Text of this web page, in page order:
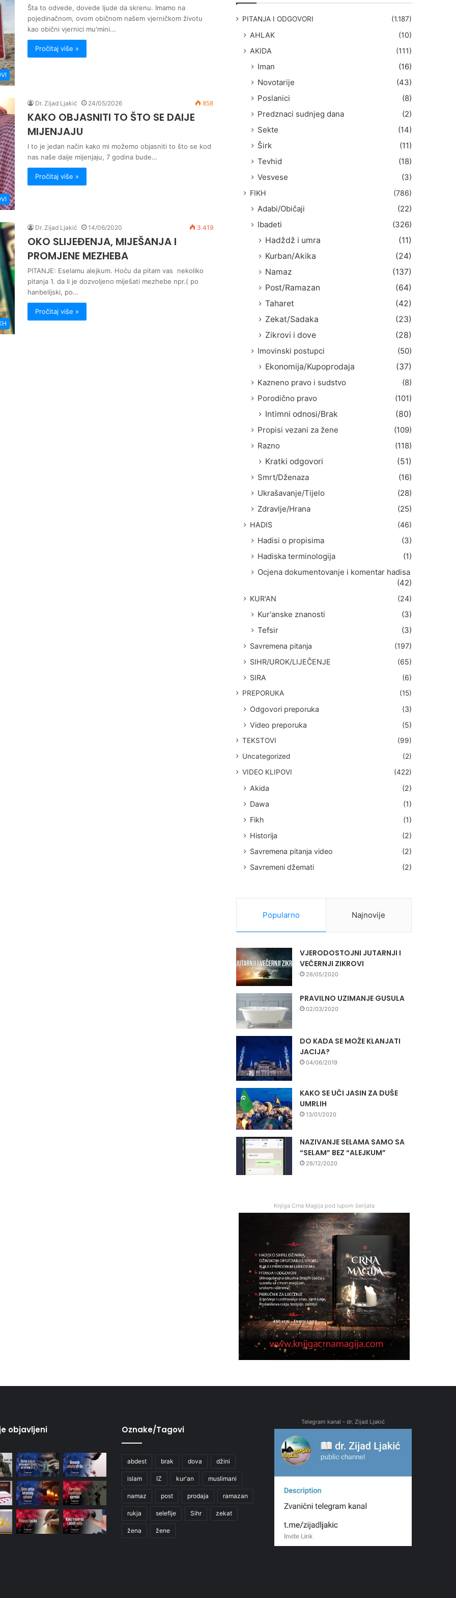
Šta to odvede, dovede ljude da skrenu. Imamo na
pojedinačnom, ovom običnom našem vjerničkom životu
kao obični vjernici mu'mini...
Pročitaj više »
Dr. Zijad Ljakić 24/05/2026 858
KAKO OBJASNITI TO ŠTO SE DAIJE
MIJENJAJU
I to je jedan način kako mi možemo objasniti to što se kod
nas naše daije mijenjaju, 7 godina bude…
Pročitaj više »
Dr. Zijad Ljakić 14/06/2020 3.419
OKO SLIJEĐENJA, MIJEŠANJA I
PROMJENE MEZHEBA
PITANJE: Eselamu alejkum. Hoću da pitam vas nekoliko
pitanja 1. da li je dozvoljeno miješati mezhebe npr.( po
hanbelijski, po…
Pročitaj više »
PITANJA I ODGOVORI (1.187)
AHLAK
(10)
AKIDA
(111)
Iman
(16)
Novotarije
(43)
Poslanici
(8)
Predznaci sudnjeg dana
(2)
Sekte
(14)
Širk
(11)
Tevhid
(18)
Vesvese
(3)
FIKH (786)
Adabi/Običaji
(22)
Ibadeti
(326)
Hadždž i umra
(11)
Kurban/Akika
(24)
Namaz
(137)
Post/Ramazan
(64)
Taharet
(42)
Zekat/Sadaka
(23)
Zikrovi i dove
(28)
Imovinski postupci
(50)
Ekonomija/Kupoprodaja
(37)
Kazneno pravo i sudstvo
(8)
Porodično pravo
(101)
Intimni odnosi/Brak
(80)
Propisi vezani za žene
(109)
Razno
(118)
Kratki odgovori
(51)
Smrt/Dženaza
(16)
Ukrašavanje/Tijelo
(28)
Zdravlje/Hrana
(25)
HADIS (46)
Hadisi o propisima
(3)
Hadiska terminologija
(1)
Ocjena dokumentovanje i komentar hadisa
(42)
KUR'AN (24)
Kur'anske znanosti
(3)
Tefsir
(3)
Savremena pitanja
(197)
SIHR/UROK/LIJEČENJE
(65)
SIRA
(6)
PREPORUKA (15)
Odgovori preporuka
(3)
Video preporuka
(5)
TEKSTOVI
(99)
Uncategorized
(2)
VIDEO KLIPOVI
(422)
Akida
(2)
Dawa
(1)
Fikh
(1)
Historija
(2)
Savremena pitanja video
(2)
Savremeni džemati
(2)
Popularno Najnovije
VJERODOSTOJNI JUTARNJI I
VEČERNJI ZIKROVI
26/05/2020
PRAVILNO UZIMANJE GUSULA
02/03/2020
DO KADA SE MOŽE KLANJATI
JACIJA?
04/06/2019
KAKO SE UČI JASIN ZA DUŠE
UMRLIH
13/01/2020
NAZIVANJE SELAMA SAMO SA
“SELAM” BEZ “ALEJKUM”
26/12/2020
Knjiga Crna Magija pod lupom šerijata
objavljeni Oznake/Tagovi
abdest brak dova džini
islam IZ kur'an muslimani
namaz post prodaja ramazan
rukja selefije Sihr zekat
žena žene
Telegram kanal - dr. Zijad Ljakić